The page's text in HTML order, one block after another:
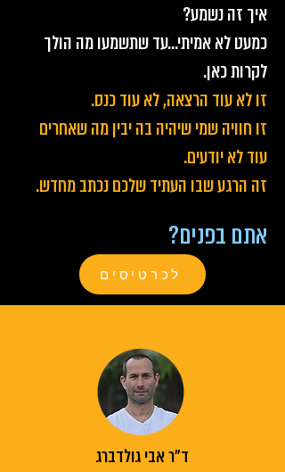
איך זה נשמע?
כמעט לא אמיתי...עד שתשמעו מה הולך
לקרות כאן.
זו לא עוד הרצאה, לא עוד כנס.
זו חוויה שמי שיהיה בה יבין מה שאחרים
עוד לא יודעים.
זה הרגע שבו העתיד שלכם נכתב מחדש.
אתם בפנים?
לכרטיסים
ד״ר אבי גולדברג